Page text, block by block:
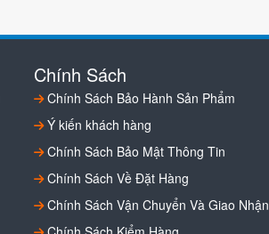
Chính Sách
Chính Sách Bảo Hành Sản Phẩm
Ý kiến khách hàng
Chính Sách Bảo Mật Thông Tin
Chính Sách Về Đặt Hàng
Chính Sách Vận Chuyển Và Giao Nhận